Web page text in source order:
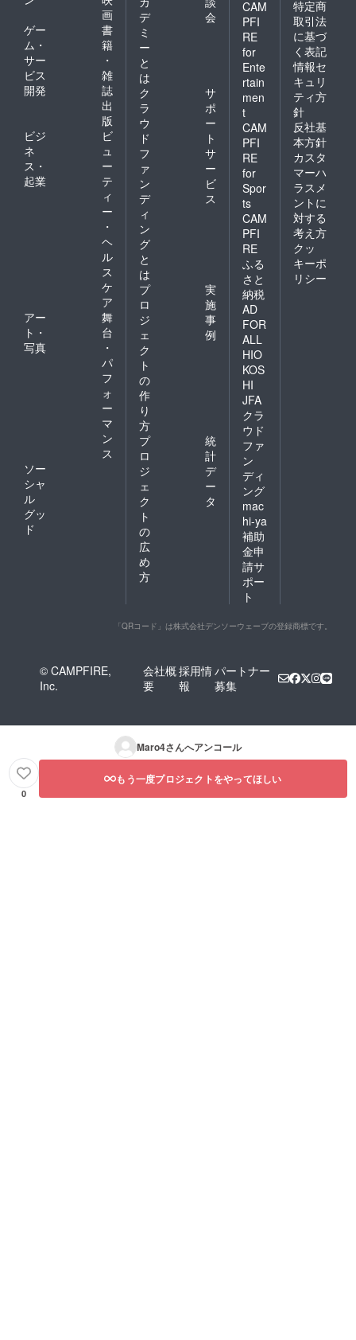
画
ゲー
ム・
サー
ビス
開発
書
籍
・
雑
誌
出
版
ビジ
ネ
ス・
起業
ビ
ュ
ー
テ
ィ
ー
・
ヘ
ル
ス
ケ
ア
アー
ト・
写真
舞
台
・
パ
フ
ォ
ー
マ
ン
ス
ソー
シャ
ル
グッ
ド
デ
ミ
ー
と
は
会
ク
ラ
ウ
ド
フ
ァ
ン
デ
ィ
ン
グ
と
は
サ
ポ
ー
ト
サ
ー
ビ
ス
プ
ロ
ジ
ェ
ク
ト
の
作
り
方
実
施
事
例
プ
ロ
ジ
ェ
ク
ト
の
広
め
方
統
計
デ
ー
タ
CAM
PFI
RE
for
Ente
rtain
men
t
CAM
PFI
RE
for
Spor
ts
CAM
PFI
RE
ふる
さと
納税
AD
FOR
ALL
HIO
KOS
HI
JFA
クラ
ウド
ファ
ン
ディ
ング
mac
hi-ya
補助
金申
請サ
ポー
ト
特定商
取引法
に基づ
く表記
情報セ
キュリ
ティ方
針
反社基
本方針
カスタ
マーハ
ラスメ
ントに
対する
考え方
クッ
キーポ
リシー
「QRコード」は株式会社デンソーウェーブの登録商標です。
© CAMPFIRE,
Inc.
会社概
要
採用情
報
パートナー
募集
Maro4さんへアンコール
0
もう一度プロジェクトをやってほしい